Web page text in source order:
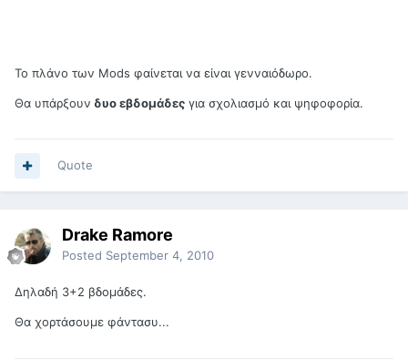
Το πλάνο των Mods φαίνεται να είναι γενναιόδωρο.
Θα υπάρξουν δυο εβδομάδες για σχολιασμό και ψηφοφορία.
Quote
Drake Ramore
Posted September 4, 2010
Δηλαδή 3+2 βδομάδες.
Θα χορτάσουμε φάντασυ...